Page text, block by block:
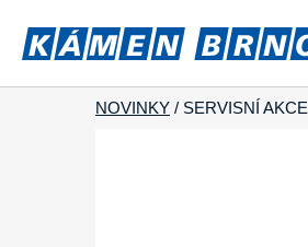
NOVINKY / SERVISNÍ AKCE